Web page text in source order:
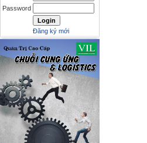
Password
Đăng ký mới